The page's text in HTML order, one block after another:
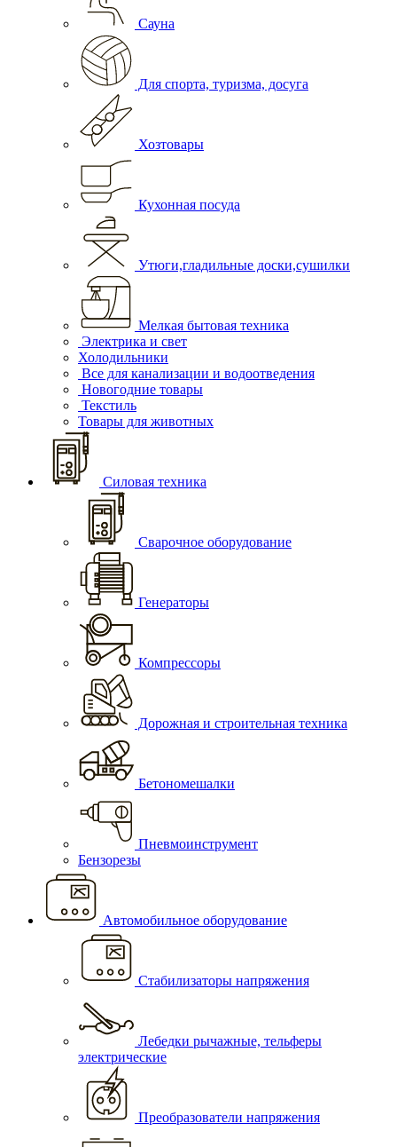
Сауна
Для спорта, туризма, досуга
Хозтовары
Кухонная посуда
Утюги,гладильные доски,сушилки
Мелкая бытовая техника
Электрика и свет
Холодильники
Все для канализации и водоотведения
Новогодние товары
Текстиль
Товары для животных
Силовая техника
Сварочное оборудование
Генераторы
Компрессоры
Дорожная и строительная техника
Бетономешалки
Пневмоинструмент
Бензорезы
Автомобильное оборудование
Стабилизаторы напряжения
Лебедки рычажные, тельферы
электрические
Преобразователи напряжения